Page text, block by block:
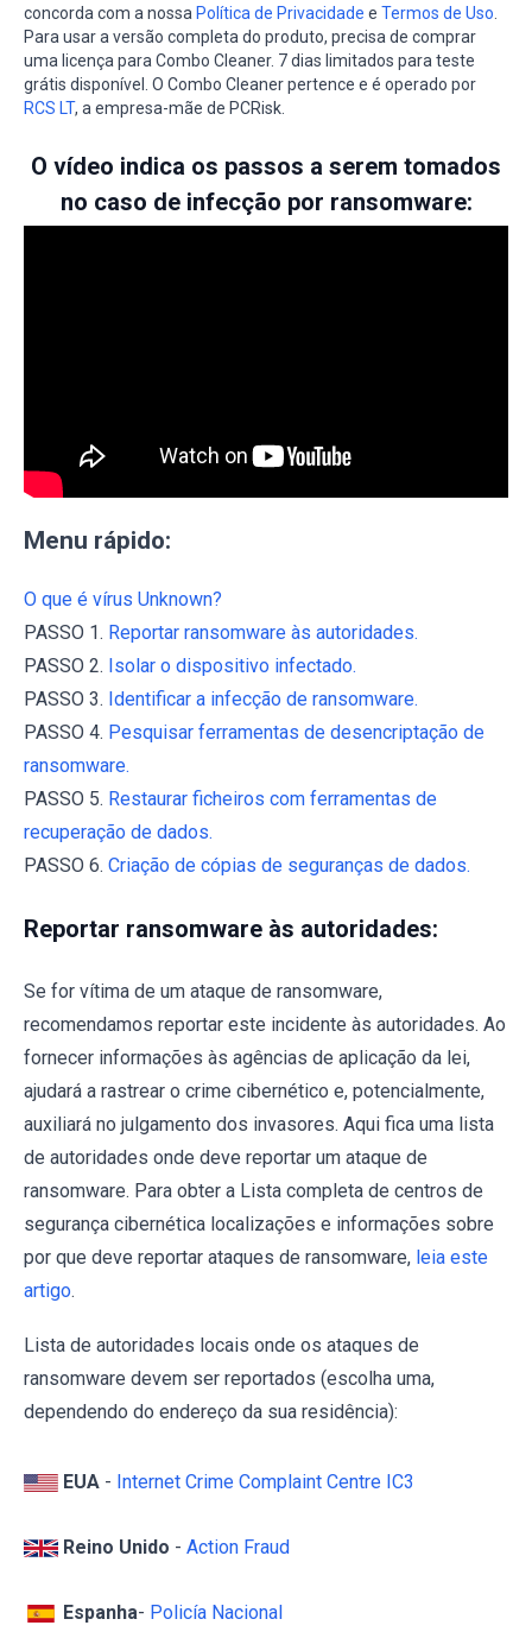
concorda com a nossa Política de Privacidade e Termos de Uso
Para usar a versão completa do produto, precisa de comprar
uma licença para Combo Cleaner. 7 dias limitados para teste
grátis disponível. O Combo Cleaner pertence e é operado por
RCS LT, a empresa-mãe de PCRisk.
O vídeo indica os passos a serem tomados
no caso de infecção por ransomware:
Menu rápido:
O que é vírus Unknown?
PASSO 1. Reportar ransomware às autoridades.
PASSO 2. Isolar o dispositivo infectado.
PASSO 3. Identificar a infecção de ransomware.
PASSO 4. Pesquisar ferramentas de desencriptação de
ransomware.
PASSO 5. Restaurar ficheiros com ferramentas de
recuperação de dados.
PASSO 6. Criação de cópias de seguranças de dados.
Reportar ransomware às autoridades:
Se for vítima de um ataque de ransomware,
recomendamos reportar este incidente às autoridades. Ao
fornecer informações às agências de aplicação da lei,
ajudará a rastrear o crime cibernético e, potencialmente,
auxiliará no julgamento dos invasores. Aqui fica uma lista
de autoridades onde deve reportar um ataque de
ransomware. Para obter a Lista completa de centros de
segurança cibernética localizações e informações sobre
por que deve reportar ataques de ransomware, leia este
artigo.
Lista de autoridades locais onde os ataques de
ransomware devem ser reportados (escolha uma,
dependendo do endereço da sua residência):
EUA - Internet Crime Complaint Centre IC3
Reino Unido - Action Fraud
Espanha- Policía Nacional